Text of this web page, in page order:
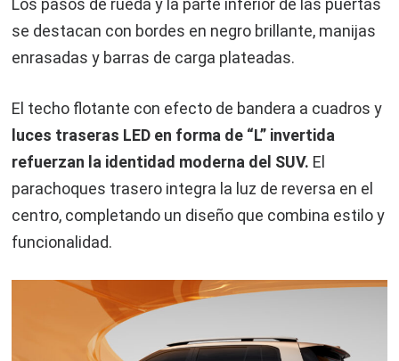
Los pasos de rueda y la parte inferior de las puertas
se destacan con bordes en negro brillante, manijas
enrasadas y barras de carga plateadas.
El techo flotante con efecto de bandera a cuadros y
luces traseras LED en forma de “L” invertida
refuerzan la identidad moderna del SUV. El
parachoques trasero integra la luz de reversa en el
centro, completando un diseño que combina estilo y
funcionalidad.